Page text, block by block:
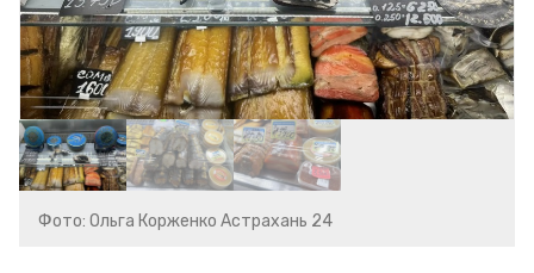
Фото: Ольга Корженко Астрахань 24